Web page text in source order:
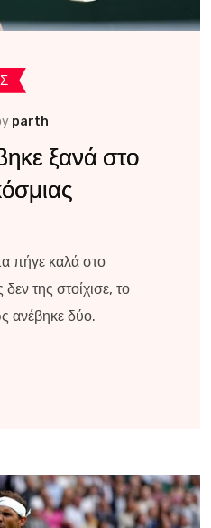
parth
ξανά στο
πήγε καλά στο
της στοίχισε, το
ανέβηκε δύο.